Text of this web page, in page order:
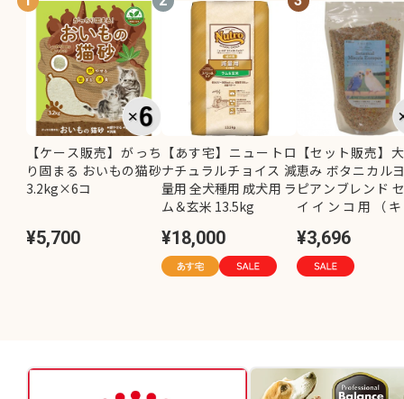
【ケース販売】がっち
り固まる おいもの猫砂
3.2kg×6コ
¥5,700
【あす宅】ニュートロ
ナチュラルチョイス 減
量用 全犬種用 成犬用 ラ
ム＆玄米 13.5kg
¥18,000
【セット販売】
恵み ボタニカル
ピアンブレンド
イインコ用（
¥3,696